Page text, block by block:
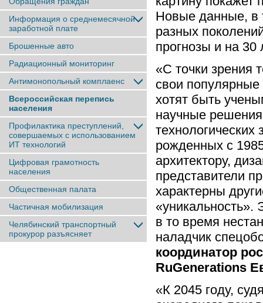
Информация о среднемесячной
заработной плате
Брошенные авто
Радиационный мониторинг
Антимонопольный комплаенс
Всероссийская перепись
населения
Профилактика преступлений,
совершаемых с использованием
ИТ технологий
Цифровая грамотность
населения
Общественная палата
Частичная мобилизация
Челябинский транспортный
прокурор разъясняет
Новые данные, в
разных
прогнозы и на 30
«С точки зрения
свои
хотят быть
научные
рожденных с
архитектору,
представители
характерны
«уникальность».
в то время
наладчик
координатор
RuGenerations
«К 2045 году,